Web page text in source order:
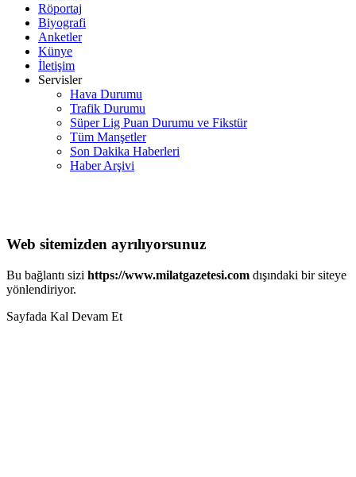
Röportaj
Biyografi
Anketler
Künye
İletişim
Servisler
Hava Durumu
Trafik Durumu
Süper Lig Puan Durumu ve Fikstür
Tüm Manşetler
Son Dakika Haberleri
Haber Arşivi
Web sitemizden ayrılıyorsunuz
Bu bağlantı sizi https://www.milatgazetesi.com dışındaki bir siteye
yönlendiriyor.
Sayfada Kal Devam Et